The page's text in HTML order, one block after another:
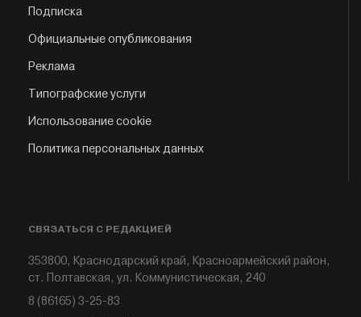
Подписка
Официальные опубликования
Реклама
Типографские услуги
Использование cookie
Политика персональных данных
СВЯЗАТЬСЯ С РЕДАКЦИЕЙ
353800, Краснодарский край, Красноармейский район,
ст. Полтавская, ул. Коммунистическая, 240
8 (86165) 3-25-83